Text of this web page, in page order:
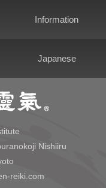
Information
Japanese
Nishiiru
reiki.com